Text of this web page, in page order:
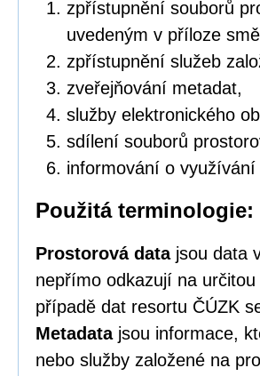
zpřístupnění souborů
uvedeným v příloze
zpřístupnění služeb
zveřejňování metadat,
služby elektronického
sdílení souborů
informování o využívání
Použitá terminologie:
Prostorová data jsou data
nepřímo odkazují na
případě dat resortu ČÚZK
Metadatajsou informace,
nebo služby založené na